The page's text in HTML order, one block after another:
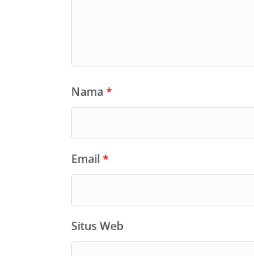
Nama *
Email*
Situs Web